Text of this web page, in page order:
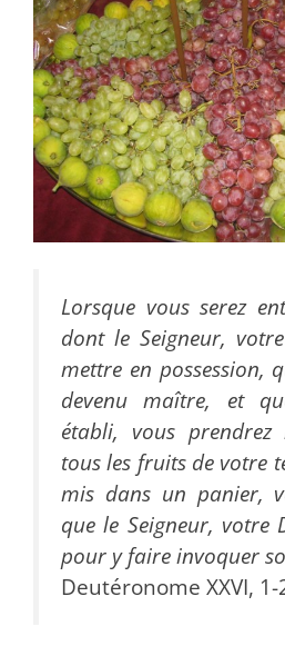
Lorsque vous serez
dont le Seigneur,
mettre en possession,
devenu maître, et
établi, vous prendrez
tous les fruits de votre
mis dans un panier,
que le Seigneur, votre
pour y faire invoquer
Deutéronome XXVI, 1-